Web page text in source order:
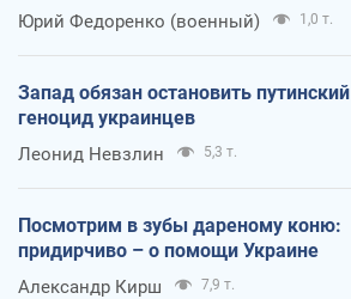
Юрий Федоренко (военный) 1,0 т.
Запад обязан остановить путинский
геноцид украинцев
Леонид Невзлин 5,3 т.
Посмотрим в зубы дареному коню:
придирчиво – о помощи Украине
Александр Кирш 7,9 т.